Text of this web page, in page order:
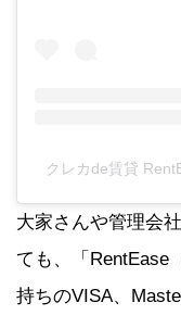
クレカde賃貸
大家さんや管理会
ても、「RentEase
持ちのVISA、